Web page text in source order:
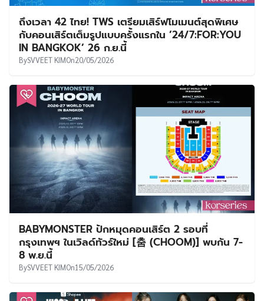
ถึงเวลา 42 ไทย! TWS เตรียมเสิร์ฟโมเมนต์สุดพิเศษ
กับคอนเสิร์ตเต็มรูปแบบครั้งแรกใน ’24/7:FOR:YOU
IN BANGKOK’ 26 ก.ย.นี้
BySVVEET KIMOn20/05/2026
BABYMONSTER ปักหมุดคอนเสิร์ต 2 รอบที่
กรุงเทพฯ ในเวิลด์ทัวร์ใหม่ [춤 (CHOOM)] พบกัน 7-
8 พ.ย.นี้
BySVVEET KIMOn15/05/2026